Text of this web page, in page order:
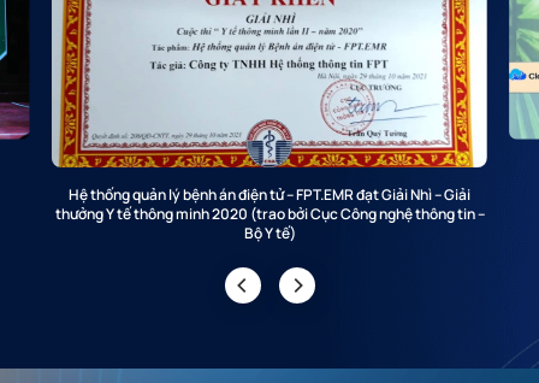
Hệ thống quản lý bệnh án điện tử – FPT.EMR đạt Giải Nhì – Giải
thưởng Y tế thông minh 2020 (trao bởi Cục Công nghệ thông tin –
Bộ Y tế)